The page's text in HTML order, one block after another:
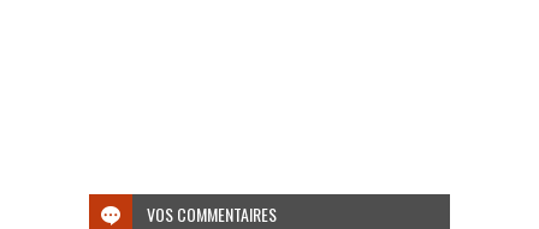
VOS COMMENTAIRES